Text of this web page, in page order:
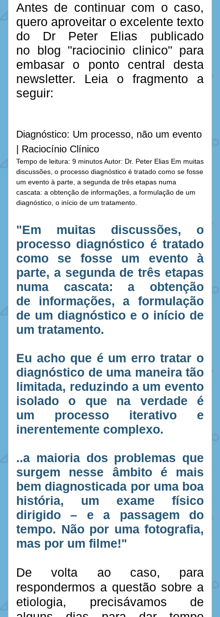
Antes de continuar com o caso,
quero aproveitar o excelente texto
do Dr Peter Elias publicado
no blog "raciocinio clinico" para
embasar o ponto central desta
newsletter. Leia o fragmento a
seguir:
Diagnóstico: Um processo, não um evento
| Raciocínio Clínico
Tempo de leitura: 9 minutos Autor: Dr. Peter Elias Em muitas
discussões, o processo diagnóstico é tratado como se fosse
um evento à parte, a segunda de três etapas numa
cascata: a obtenção de informações, a formulação de um
diagnóstico, o início de um tratamento.
"Em muitas discussões, o
processo diagnóstico é tratado
como se fosse um evento à
parte, a segunda de três etapas
numa cascata: a obtenção
de informações, a formulação
de um diagnóstico e o início de
um tratamento.
Eu acho que é um erro tratar o
diagnóstico de uma maneira tão
limitada, reduzindo a um evento
isolado o que na verdade é
um processo iterativo e
inerentemente complexo.
..a maioria dos problemas que
surgem nesse âmbito é mais
bem diagnosticada por uma boa
história, um exame físico
dirigido – e a passagem do
tempo. Não por uma fotografia,
mas por um filme!"
De volta ao caso, para
respondermos a questão sobre a
etiologia, precisávamos de